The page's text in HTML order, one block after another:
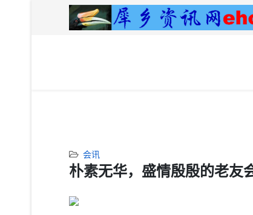
会讯
朴素无华，盛情殷殷的老友